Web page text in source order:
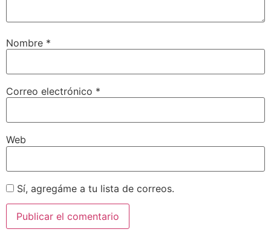
Nombre *
Correo electrónico *
Web
Sí, agregáme a tu lista de correos.